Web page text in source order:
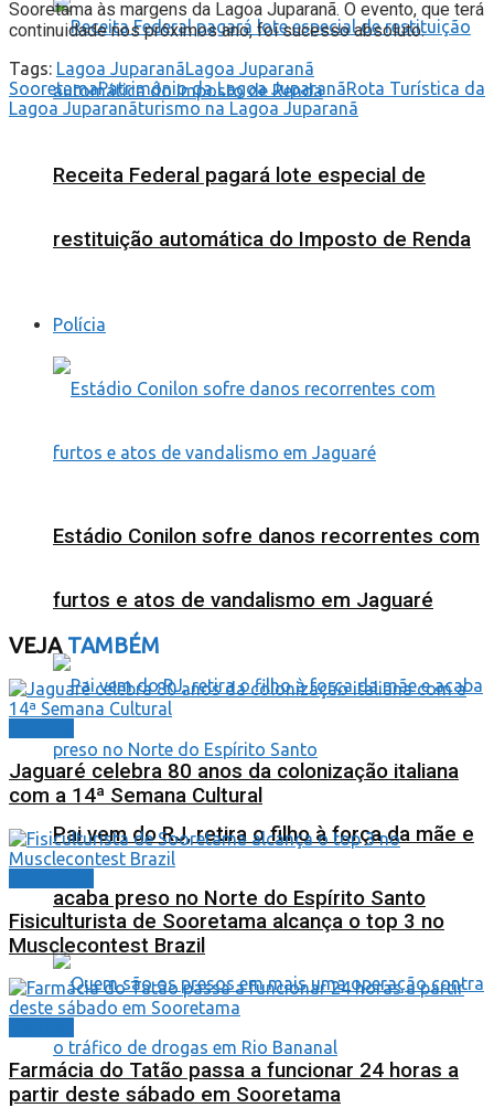
Receita Federal pagará lote especial de
restituição automática do Imposto de Renda
Polícia
Estádio Conilon sofre danos recorrentes com
furtos e atos de vandalismo em Jaguaré
Pai vem do RJ, retira o filho à força da mãe e
acaba preso no Norte do Espírito Santo
Sooretama às margens da Lagoa Juparanã. O evento, que terá
continuidade nos próximos ano, foi sucesso absoluto.
Tags: Lagoa JuparanãLagoa Juparanã
SooretamaPatrimônio da Lagoa JuparanãRota Turística da
Lagoa Juparanãturismo na Lagoa Juparanã
VEJATAMBÉM
Jaguaré celebra 80 anos da colonização italiana
com a 14ª Semana Cultural
Fisiculturista de Sooretama alcança o top 3 no
Musclecontest Brazil
Farmácia do Tatão passa a funcionar 24 horas a
partir deste sábado em Sooretama